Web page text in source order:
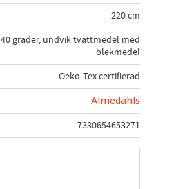
220 cm
40 grader, undvik tvättmedel med
blekmedel
Oeko-Tex certifierad
Almedahls
7330654653271